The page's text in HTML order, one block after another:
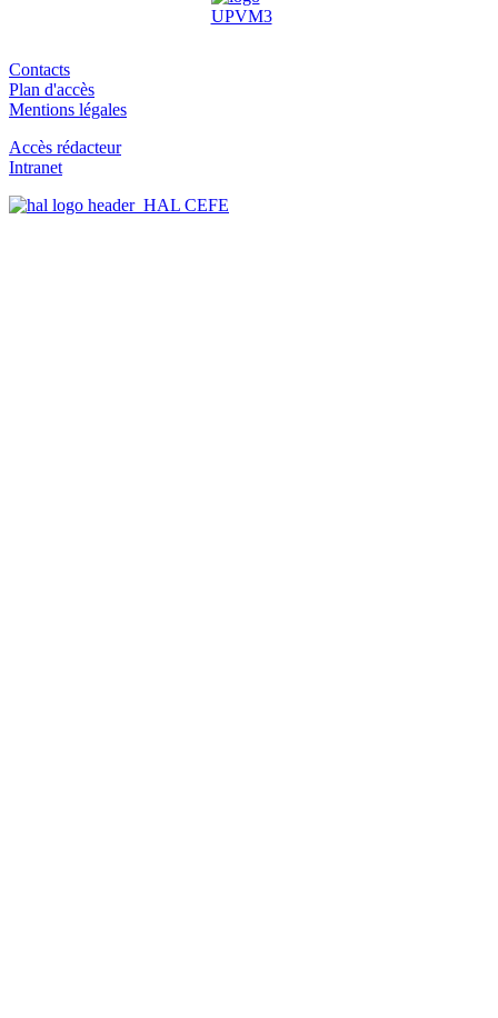
Contacts
Plan d'accès
Mentions légales
Accès rédacteur
Intranet
HAL CEFE